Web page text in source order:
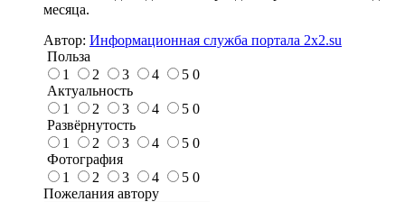
месяца.
Автор: Информационная служба портала 2x2.su
Польза
1
2 3 4 5 0
Актуальность
1
2 3 4 5 0
Развёрнутость
1
2 3 4 5 0
Фотография
1
2 3 4 5 0
Пожелания автору